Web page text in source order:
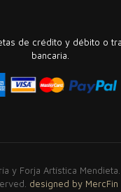
de crédito y débito o
bancaria.
y Forja Artística Mendieta.
designed by MercFin